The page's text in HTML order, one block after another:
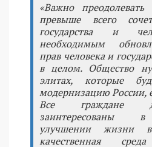
«Важно преодолевать
превыше всего
государства и
необходимым
прав человека и
в целом. Общество
элитах, которые
модернизацию России,
Все граждане
заинтересованы
улучшении жизни
качественная